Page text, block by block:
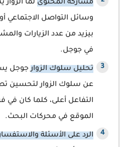
مشاركة المحتوى لما
وسائل التواصل الاجتماعي
بيزيد من عدد الزيارات
في جوجل.
تحليل سلوك الزوارجوجل
عن سلوك الزوار لتحسين
التفاعل أعلى، كلما كان
الموقع في محركات البحث.
الرد على الأسئلة